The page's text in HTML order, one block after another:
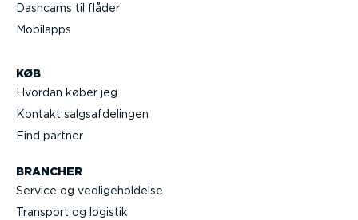
Dashcams til flåder
Mobilapps
KØB
Hvordan køber jeg
Kontakt salgs­af­de­lingen
Find partner
BRANCHER
Service og vedli­ge­hol­delse
Transport og logistik